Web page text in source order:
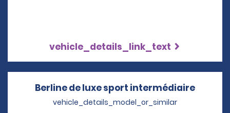
vehicle_details_link_text
Berline de luxe sport intermédiaire
vehicle_details_model_or_similar